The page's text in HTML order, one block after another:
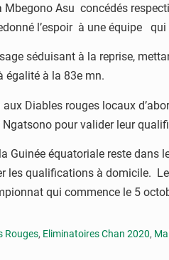
Mbegono Asu concédés
l’espoir à une équipe
séduisant à la reprise,
égalité à la 83e mn.
Diables rouges locaux
pour valider leur
Guinée équatoriale reste
les qualifications à domicile.
qui commence le 5
Rouges, Eliminatoires Chan 2020,